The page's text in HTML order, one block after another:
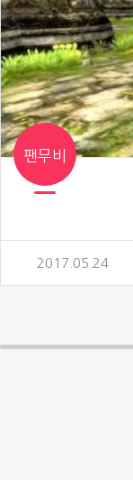
팬무비
2017.05.24